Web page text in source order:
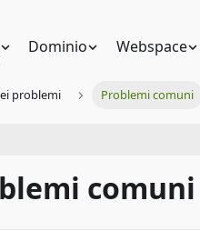
Dominio Webspace
problemi Problemi comuni
comuni